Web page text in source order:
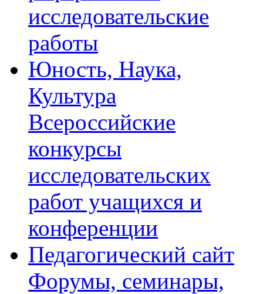
исследовательские
работы
Юность, Наука,
Культура
Всероссийские
конкурсы
исследовательских
работ учащихся и
конференции
Педагогический сайт
Форумы, семинары,